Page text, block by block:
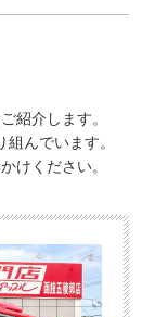
紹介します。
んでいます。
けください。